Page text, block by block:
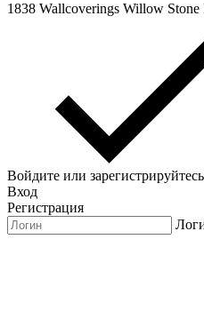
1838 Wallcoverings Willow
Войдите или
Вход
Регистрация